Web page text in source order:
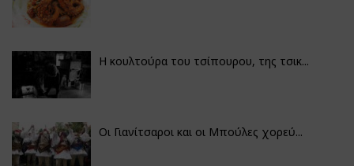
Η κουλτούρα του τσίπουρου, της τσικ...
Οι Γιανίτσαροι και οι Μπούλες χορεύ...